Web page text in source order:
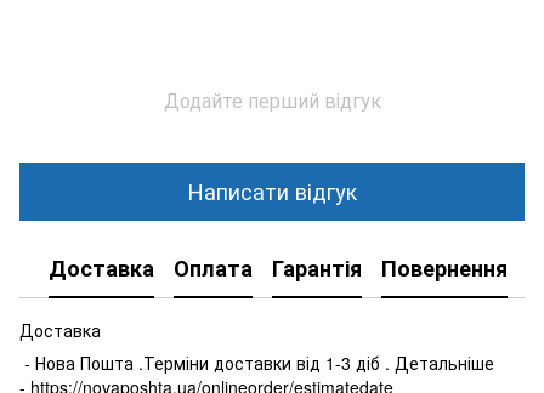
Додайте перший відгук
Написати відгук
Доставка Оплата Гарантія Повернення
Доставка
- Нова Пошта .Терміни доставки від 1-3 діб . Детальніше
- https://novaposhta.ua/onlineorder/estimatedate